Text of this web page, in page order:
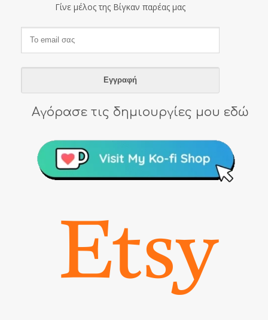
Γίνε μέλος της Βίγκαν παρέας μας
Αγόρασε τις δημιουργίες μου εδώ